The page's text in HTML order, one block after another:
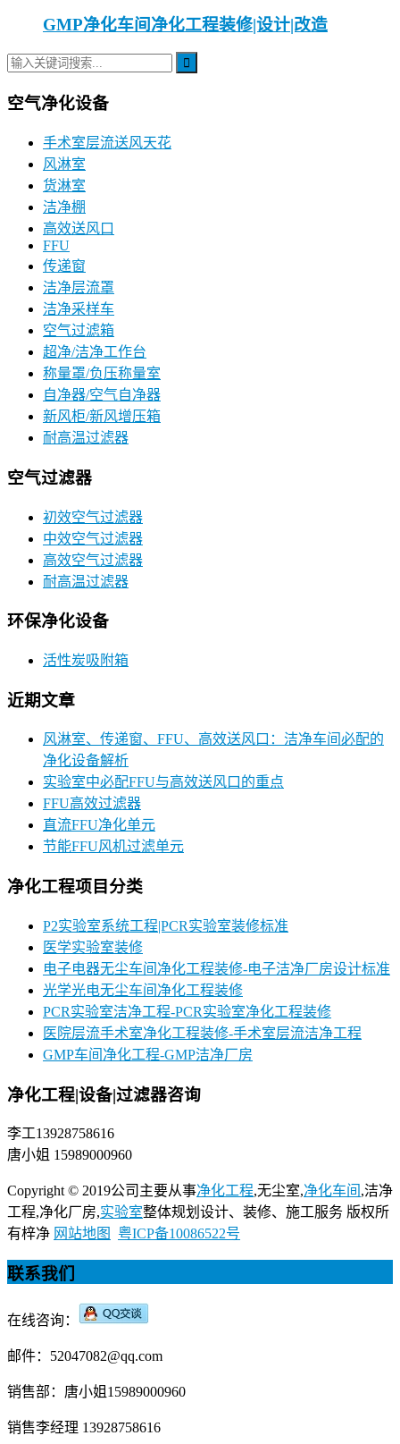
GMP净化车间净化工程装修|设计|改造
空气净化设备
手术室层流送风天花
风淋室
货淋室
洁净棚
高效送风口
FFU
传递窗
洁净层流罩
洁净采样车
空气过滤箱
超净/洁净工作台
称量罩/负压称量室
自净器/空气自净器
新风柜/新风增压箱
耐高温过滤器
空气过滤器
初效空气过滤器
中效空气过滤器
高效空气过滤器
耐高温过滤器
环保净化设备
活性炭吸附箱
近期文章
风淋室、传递窗、FFU、高效送风口：洁净车间必配的
净化设备解析
实验室中必配FFU与高效送风口的重点
FFU高效过滤器
直流FFU净化单元
节能FFU风机过滤单元
净化工程项目分类
P2实验室系统工程|PCR实验室装修标准
医学实验室装修
电子电器无尘车间净化工程装修-电子洁净厂房设计标准
光学光电无尘车间净化工程装修
PCR实验室洁净工程-PCR实验室净化工程装修
医院层流手术室净化工程装修-手术室层流洁净工程
GMP车间净化工程-GMP洁净厂房
净化工程|设备|过滤器咨询
李工13928758616
唐小姐 15989000960
Copyright © 2019公司主要从事净化工程,无尘室,净化车间 ,洁净
工程,净化厂房,实验室整体规划设计、装修、施工服务 版权所
有梓净 网站地图 粤ICP备10086522号
联系我们
在线咨询：
邮件：52047082@qq.com
销售部：唐小姐15989000960
销售李经理 13928758616